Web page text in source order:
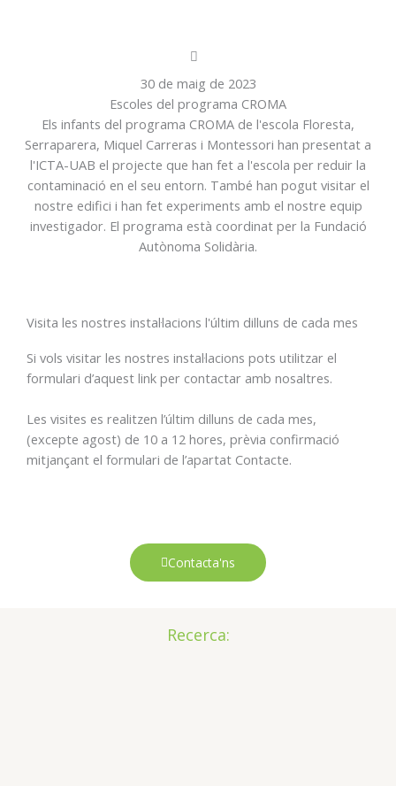
30 de maig de 2023
Escoles del programa CROMA
Els infants del programa CROMA de l'escola Floresta,
Serraparera, Miquel Carreras i Montessori han presentat a
l'ICTA-UAB el projecte que han fet a l'escola per reduir la
contaminació en el seu entorn. També han pogut visitar el
nostre edifici i han fet experiments amb el nostre equip
investigador. El programa està coordinat per la Fundació
Autònoma Solidària.
Visita les nostres instal·lacions l'últim dilluns de cada mes
Si vols visitar les nostres instal·lacions pots utilitzar el
formulari d’aquest link per contactar amb nosaltres.
Les visites es realitzen l’últim dilluns de cada mes,
(excepte agost) de 10 a 12 hores, prèvia confirmació
mitjançant el formulari de l’apartat Contacte.
Contacta'ns
Recerca: